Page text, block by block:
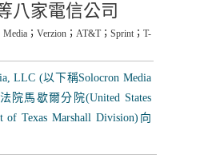
八家電信公司
Media； Verzion； AT&T； Sprint； T-
LLC (以下稱Solocron Media
馬歇爾分院(United States
of Texas Marshall Division)向